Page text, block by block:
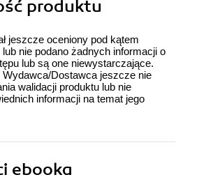
produktu
jeszcze oceniony pod kątem
lub nie podano żadnych informacji o
lub są one niewystarczające.
Wydawca/Dostawca jeszcze nie
walidacji produktu lub nie
informacji na temat jego
ebooka